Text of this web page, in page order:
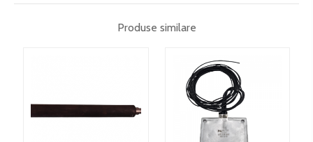
Produse similare